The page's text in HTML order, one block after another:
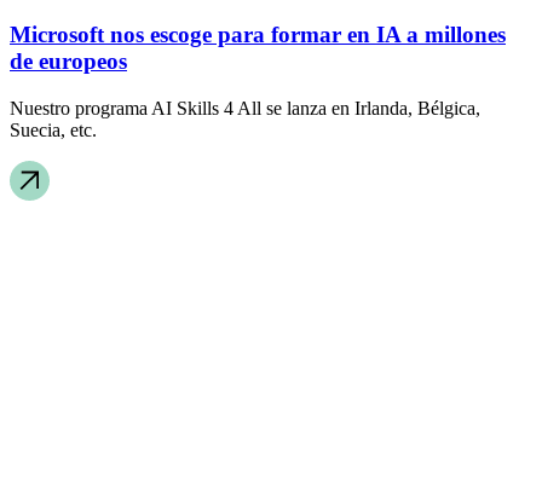
Microsoft nos escoge para formar en IA a millones
de europeos
Nuestro programa AI Skills 4 All se lanza en Irlanda, Bélgica,
Suecia, etc.